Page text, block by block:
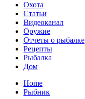
Охота
Статьи
Видеоканал
Оружие
Отчеты о рыбалке
Рецепты
Рыбалка
Дом
Home
Рыбник